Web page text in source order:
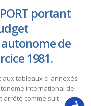
portant
de
1981.
aux tableaux ci-annexés
international de
arrêté comme suit :